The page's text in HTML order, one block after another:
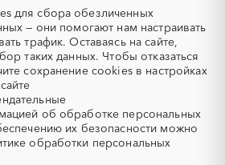
"РЕГИОНАЛЬНЫЙ ЦЕНТР
ЗАКУПОК ЧУВАШСКОЙ
РЕСПУБЛИКИ"
2130225986
ГОСУДАРСТВЕННОЕ
КАЗЕННОЕ УЧРЕЖДЕНИЕ
ОРЕНБУРГСКОЙ ОБЛАСТИ
"ЦЕНТР ОРГАНИЗАЦИИ
ЗАКУПОК"
5610223825
для сбора обезличенных
— они помогают нам настраивать
трафик. Оставаясь на сайте,
таких данных. Чтобы отказаться
сохранение cookies в настройках
об обработке персональных
их безопасности можно
обработки персональных